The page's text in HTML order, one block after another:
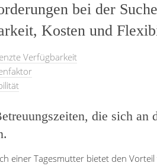
bei der
Kosten und
Verfügbarkeit
die sich an
einer Tagesmutter bietet den